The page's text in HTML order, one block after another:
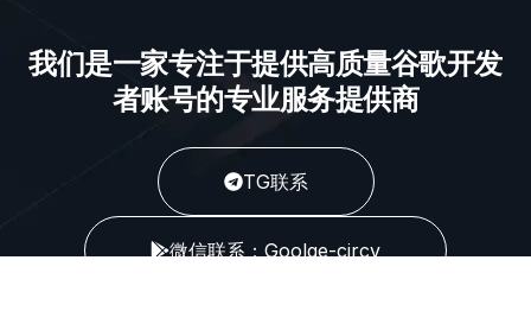
我们是一家专注于提供高质量谷歌开发
者账号的专业服务提供商
TG联系
微信联系：Goolge-circv